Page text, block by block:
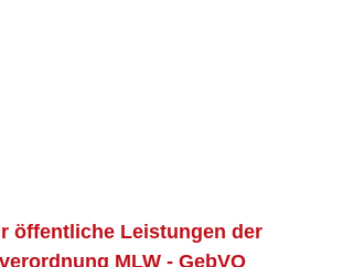
öffentliche Leistungen der
MLW - GebVO